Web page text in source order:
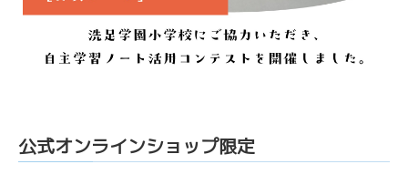
公式オンラインショップ限定